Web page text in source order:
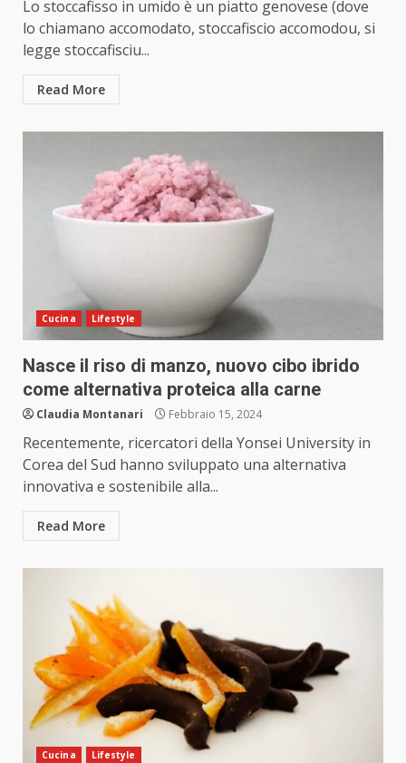
Lo stoccafisso in umido è un piatto genovese (dove
lo chiamano accomodato, stoccafiscio accomodou, si
legge stoccafisciu...
Read More
Cucina Lifestyle
Nasce il riso di manzo, nuovo cibo ibrido
come alternativa proteica alla carne
Claudia Montanari Febbraio 15, 2024
Recentemente, ricercatori della Yonsei University in
Corea del Sud hanno sviluppato una alternativa
innovativa e sostenibile alla...
Read More
Cucina Lifestyle